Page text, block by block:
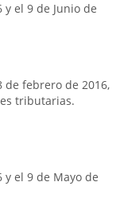
el 9 de Junio de
de febrero de 2016,
tributarias.
el 9 de Mayo de